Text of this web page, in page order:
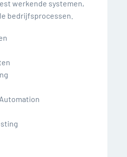
werkende systemen,
bedrijfsprocessen.